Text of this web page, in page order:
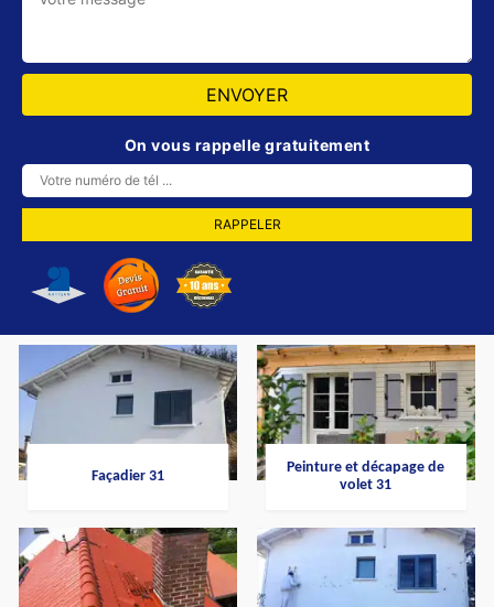
On vous rappelle gratuitement
Façadier 31
Peinture et décapage de
volet 31